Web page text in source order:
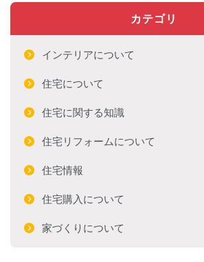
カテゴリ
インテリアについて
住宅について
住宅に関する知識
住宅リフォームについて
住宅情報
住宅購入について
家づくりについて